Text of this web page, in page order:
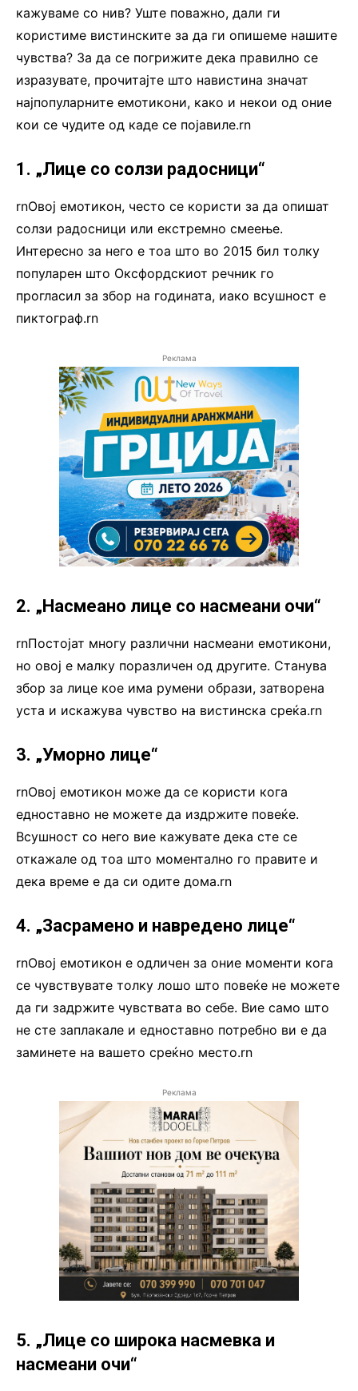
кажуваме со нив? Уште поважно, дали ги
користиме вистинските за да ги опишеме нашите
чувства? За да се погрижите дека правилно се
изразувате, прочитајте што навистина значат
најпопуларните емотикони, како и некои од оние
кои се чудите од каде се појавиле.rn
1. „Лице со солзи радосници“
rnОвој емотикон, често се користи за да опишат
солзи радосници или екстремно смеење.
Интересно за него е тоа што во 2015 бил толку
популарен што Оксфордскиот речник го
прогласил за збор на годината, иако всушност е
пиктограф.rn
Реклама
2. „Насмеано лице со насмеани очи“
rnПостојат многу различни насмеани емотикони,
но овој е малку поразличен од другите. Станува
збор за лице кое има румени образи, затворена
уста и искажува чувство на вистинска среќа.rn
3. „Уморно лице“
rnОвој емотикон може да се користи кога
едноставно не можете да издржите повеќе.
Всушност со него вие кажувате дека сте се
откажале од тоа што моментално го правите и
дека време е да си одите дома.rn
4. „Засрамено и навредено лице“
rnОвој емотикон е одличен за оние моменти кога
се чувствувате толку лошо што повеќе не можете
да ги задржите чувствата во себе. Вие само што
не сте заплакале и едноставно потребно ви е да
заминете на вашето среќно место.rn
Реклама
5. „Лице со широка насмевка и
насмеани очи“